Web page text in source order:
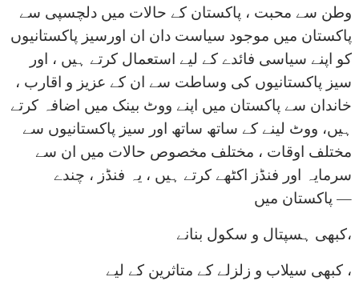
وطن سے محبت ، پاکستان کے حالات میں دلچسپی سے
پاکستان میں موجود سیاست دان ان اورسیز پاکستانیوں
کو اپنے سیاسی فائدے کے لیے استعمال کرتے ہیں ، اور
سیز پاکستانیوں کی وساطت سے ان کے عزیز و اقارب ،
خاندان سے پاکستان میں اپنے ووٹ بینک میں اضافہ کرتے
ہیں، ووٹ لینے کے ساتھ ساتھ اور سیز پاکستانیوں سے
مختلف اوقات ، مختلف مخصوص حالات میں ان سے
سرمایہ اور فنڈز اکٹھے کرتے ہیں ، یہ فنڈز ، چندے
پاکستان میں —
کبھی ہسپتال و سکول بنانے،
کبھی سیلاب و زلزلے کے متاثرین کے لیے ،